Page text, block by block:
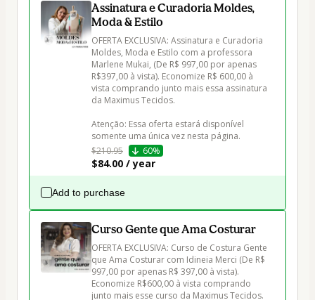
Assinatura e Curadoria Moldes,
Moda & Estilo
OFERTA EXCLUSIVA: Assinatura e Curadoria
Moldes, Moda e Estilo com a professora
Marlene Mukai, (De R$ 997,00 por apenas
R$397,00 à vista). Economize R$ 600,00 à
vista comprando junto mais essa assinatura
da Maximus Tecidos.
Atenção: Essa oferta estará disponível
$210.95
60%
$84.00 / year
Add to purchase
Curso Gente que Ama Costurar
OFERTA EXCLUSIVA: Curso de Costura Gente
que Ama Costurar com Idineia Merci (De R$
997,00 por apenas R$ 397,00 à vista).
Economize R$600,00 à vista comprando
junto mais esse curso da Maximus Tecidos.